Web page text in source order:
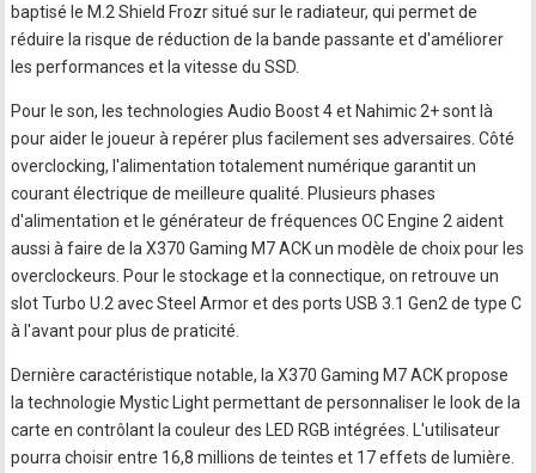
baptisé le M.2 Shield Frozr situé sur le radiateur, qui permet de
réduire la risque de réduction de la bande passante et d'améliorer
les performances et la vitesse du SSD.
Pour le son, les technologies Audio Boost 4 et Nahimic 2+ sont là
pour aider le joueur à repérer plus facilement ses adversaires. Côté
overclocking, l'alimentation totalement numérique garantit un
courant électrique de meilleure qualité. Plusieurs phases
d'alimentation et le générateur de fréquences OC Engine 2 aident
aussi à faire de la X370 Gaming M7 ACK un modèle de choix pour les
overclockeurs. Pour le stockage et la connectique, on retrouve un
slot Turbo U.2 avec Steel Armor et des ports USB 3.1 Gen2 de type C
à l'avant pour plus de praticité.
Dernière caractéristique notable, la X370 Gaming M7 ACK propose
la technologie Mystic Light permettant de personnaliser le look de la
carte en contrôlant la couleur des LED RGB intégrées. L'utilisateur
pourra choisir entre 16,8 millions de teintes et 17 effets de lumière.